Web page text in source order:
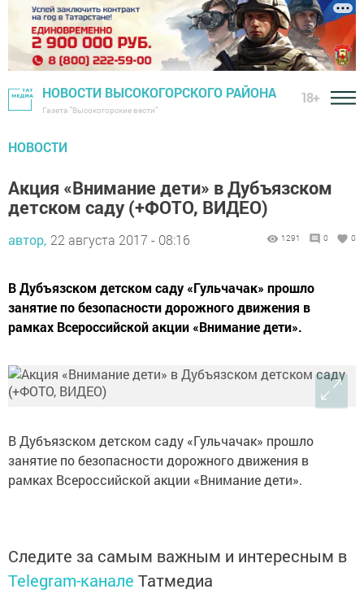
НОВОСТИ ВЫСОКОГОРСКОГО РАЙОНА
Газета "Высокогорские вести"
18+
НОВОСТИ
Акция «Внимание дети» в Дубъязском
детском саду (+ФОТО, ВИДЕО)
автор, 22 августа 2017 - 08:16 1291 0 0
В Дубъязском детском саду «Гульчачак» прошло
занятие по безопасности дорожного движения в
рамках Всероссийской акции «Внимание дети».
В Дубъязском детском саду «Гульчачак» прошло
занятие по безопасности дорожного движения в
рамках Всероссийской акции «Внимание дети».
Следите за самым важным и интересным в
Telegram-канале Татмедиа